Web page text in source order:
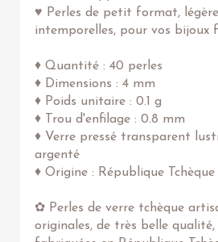
♥ Perles de petit format,
intemporelles, pour vos bijoux
♦ Quantité : 40 perles
♦ Dimensions : 4 mm
♦ Poids unitaire : 0.1 g
♦ Trou d'enfilage : 0.8 mm
♦ Verre pressé transparent
argenté
♦ Origine : République Tchèque
✿ Perles de verre tchèque
originales, de très belle